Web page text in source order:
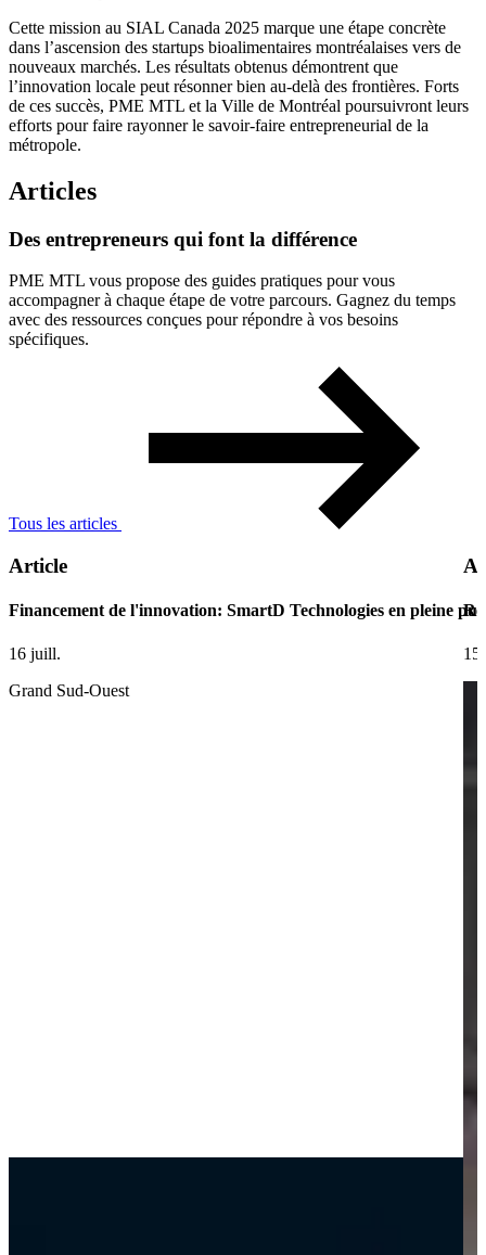
Cette mission au SIAL Canada 2025 marque une étape concrète
dans l’ascension des startups bioalimentaires montréalaises vers de
nouveaux marchés. Les résultats obtenus démontrent que
l’innovation locale peut résonner bien au-delà des frontières. Forts
de ces succès, PME MTL et la Ville de Montréal poursuivront leurs
efforts pour faire rayonner le savoir-faire entrepreneurial de la
métropole.
Articles
Des entrepreneurs qui font la différence
PME MTL vous propose des guides pratiques pour vous
accompagner à chaque étape de votre parcours. Gagnez du temps
avec des ressources conçues pour répondre à vos besoins
spécifiques.
Tous les articles
Article
Financement de l'innovation: SmartD Technologies en pleine
16 juill.
Grand Sud-Ouest
15